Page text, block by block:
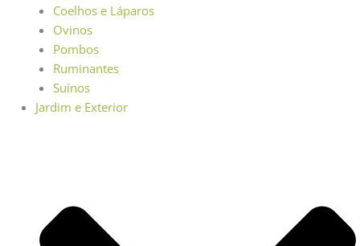
Coelhos e Láparos
Ovinos
Pombos
Ruminantes
Suínos
Jardim e Exterior